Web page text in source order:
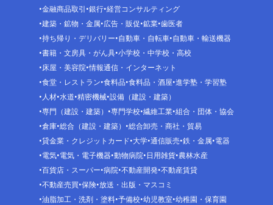
金融商品取引 銀行 経営コンサルティング
建築・鉱物・金属 広告・販促 鉱業 歯医者
持ち帰り・デリバリー 自動車・自転車 自動車・輸送機器
書籍・文房具・がん具 小学校・中学校・高校
床屋・美容院 情報通信・インターネット
食堂・レストラン 食料品 食料品・酒屋 進学塾・学習塾
人材 水道 精密機械 設備（建設・建築）
専門（建設・建築）
専門学校 繊維工業 組合・団体・協会
倉庫 総合（建設・建築）
総合卸売・商社・貿易
貸金業・クレジットカード 大学 通信販売 鉄・金属 電器
電気 電気・電子機器 動物病院 日用雑貨 農林水産
百貨店・スーパー 病院 不動産開発 不動産賃貸
不動産売買 保険 放送・出版・マスコミ
油脂加工・洗剤・塗料 予備校 幼児教室 幼稚園・保育園